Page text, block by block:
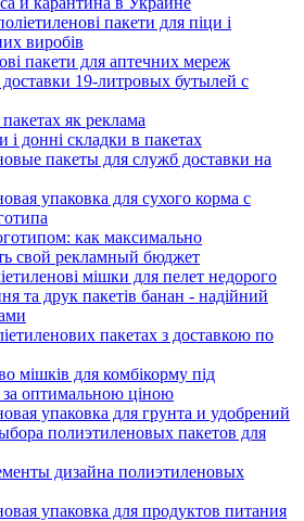
пакети для піци і
виробів
пакети для аптечних мереж
19-литровых бутылей с
як реклама
і донні складки в пакетах
пакеты для служб доставки на
упаковка для сухого корма с
как максимально
свой рекламный бюджет
мішки для пелет недорого
та друк пакетів банан - надійний
пакетах з доставкою по
мішків для комбікорму під
за оптимальною ціною
упаковка для грунта и удобрений
полиэтиленовых пакетов для
дизайна полиэтиленовых
упаковка для продуктов питания